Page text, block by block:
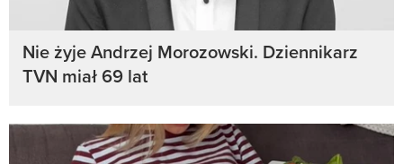
Nie żyje Andrzej Morozowski. Dziennikarz
TVN miał 69 lat